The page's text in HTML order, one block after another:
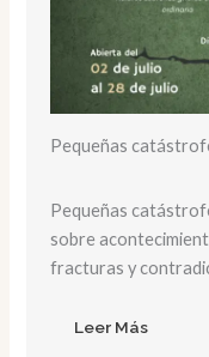
Pequeñas
Pequeñas
sobre
fracturas y
Leer Más